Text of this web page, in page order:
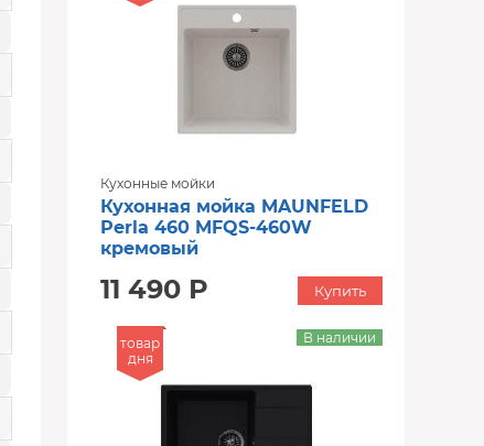
Кухонные мойки
Кухонная мойка MAUNFELD
Perla 460 MFQS-460W
кремовый
11 490 Р Купить
товар
дня
В наличии